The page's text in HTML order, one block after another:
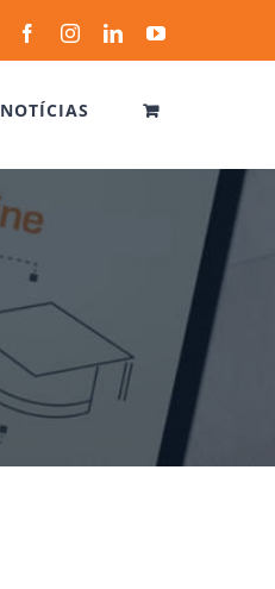
FacebookInstagramLinkedInYouTube
NOTÍCIAS